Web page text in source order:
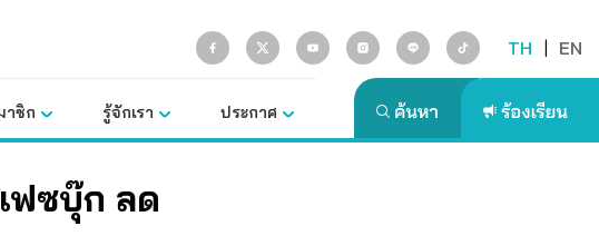
TH | EN
าชิก รู้จักเรา ประกาศ
ฟซบุ๊ก ลด